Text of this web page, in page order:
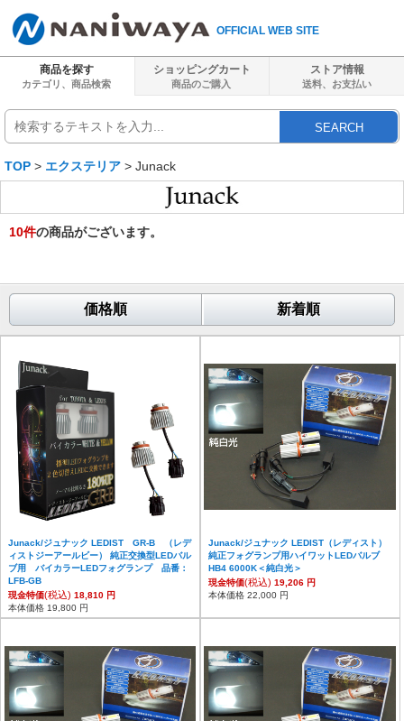
OFFICIAL WEB SITE
商品を探す
カテゴリ、商品検索
ショッピングカート
商品のご購入
ストア情報
送料、 お支払い
SEARCH
TOP > エクステリア > Junack
10件の商品がございます。
価格順 新着順
Junack/ジュナック LEDIST GR-B （レデ
ィストジーアールビー） 純正交換型LEDバル
ブ用 バイカラーLEDフォグランプ 品番：
LFB-GB
現金特価(税込) 18,810 円
本体価格 19,800 円
Junack/ジュナック LEDIST（レディスト）
純正フォグランプ用ハイワットLEDバルブ
HB4 6000K＜純白光＞
現金特価(税込) 19,206 円
本体価格 22,000 円